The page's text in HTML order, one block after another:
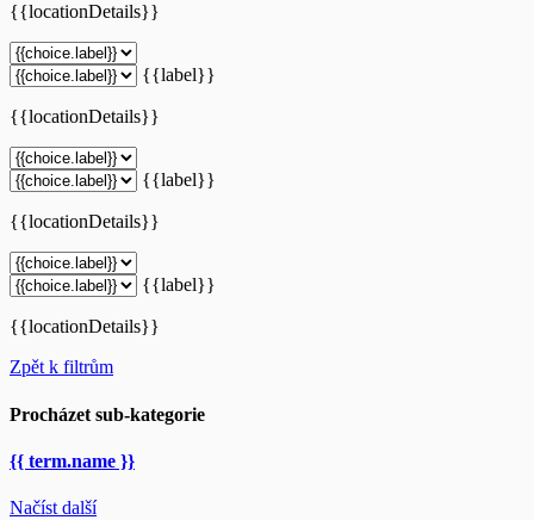
{{locationDetails}}
{{label}}
{{locationDetails}}
{{label}}
{{locationDetails}}
{{label}}
{{locationDetails}}
Zpět k filtrům
Procházet sub-kategorie
{{ term.name }}
Načíst další